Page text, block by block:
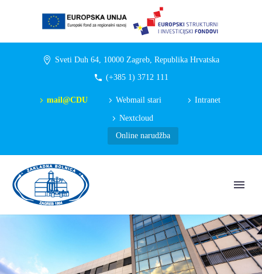
Sveti Duh 64, 10000 Zagreb, Republika Hrvatska
(+385 1) 3712 111
mail@CDU Webmail stari Intranet
Nextcloud
Online narudžba